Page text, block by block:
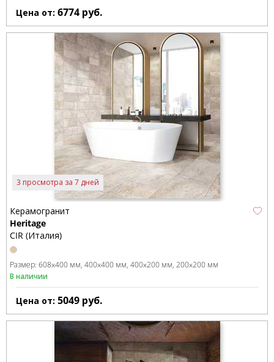
Цена от: 6774 руб.
3 просмотра за 7 дней
Керамогранит
Heritage
CIR (Италия)
Размер: 608x400 мм 400x400 мм 400x200 мм 200x200 мм
В наличии
Цена от: 5049 руб.